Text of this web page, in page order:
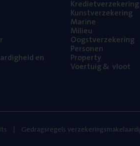
en
Kre­diet­ver­ze­ke­ring
Kunst­ver­ze­ke­ring
Mari­ne
Mili­eu
Oogst­ver­ze­ke­ring
Per­so­nen
Pro­per­ty
Voer­tuig& vloot
Gedragsregels verzekeringsmakelaardij